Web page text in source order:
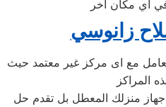
أي مكان آخر
زانوسي
مع اى مركز غير معتمد حيث
المراكز
منزلك المعطل بل تقدم حل